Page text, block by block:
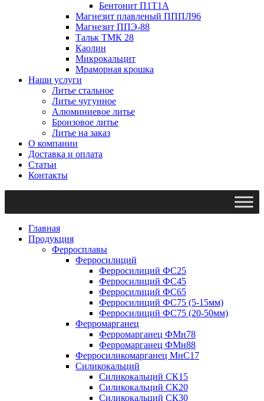
Бентонит П1Т1А
Магнезит плавленый ПППЛ96
Магнезит ППЭ-88
Тальк ТМК 28
Каолин
Микрокальцит
Мраморная крошка
Наши услуги
Литье стальное
Литье чугунное
Алюминиевое литье
Бронзовое литье
Литье на заказ
О компании
Доставка и оплата
Статьи
Контакты
Главная
Продукция
Ферросплавы
Ферросилиций
Ферросилиций ФС25
Ферросилиций ФС45
Ферросилиций ФС65
Ферросилиций ФС75 (5-15мм)
Ферросилиций ФС75 (20-50мм)
Ферромарганец
Ферромарганец ФМн78
Ферромарганец ФМн88
Ферросиликомарганец МнС17
Силикокальций
Силикокальций СК15
Силикокальций СК20
Силикокальций СК30